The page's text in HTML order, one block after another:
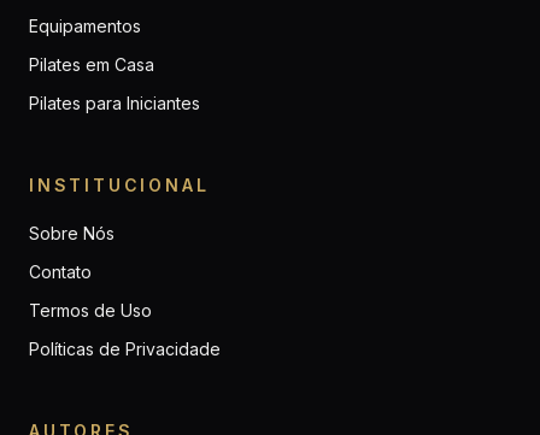
Equipamentos
Pilates em Casa
Pilates para Iniciantes
INSTITUCIONAL
Sobre Nós
Contato
Termos de Uso
Políticas de Privacidade
AUTORES